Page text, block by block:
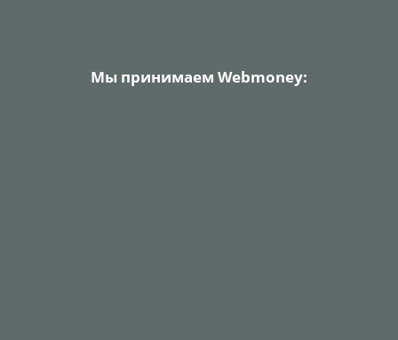
Мы принимаем Webmoney: